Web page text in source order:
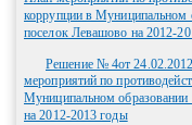
коррупции в Муниципальном
поселок Левашово на 2012-
Решение № 4от
мероприятий по
Муниципальном
на 2012-2013 годы